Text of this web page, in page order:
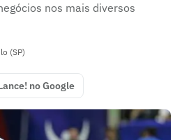
nos mais diversos
(SP)
no Google